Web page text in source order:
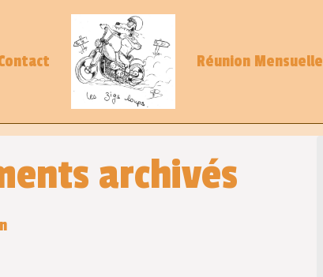
Réunion Mensuelle
archivés